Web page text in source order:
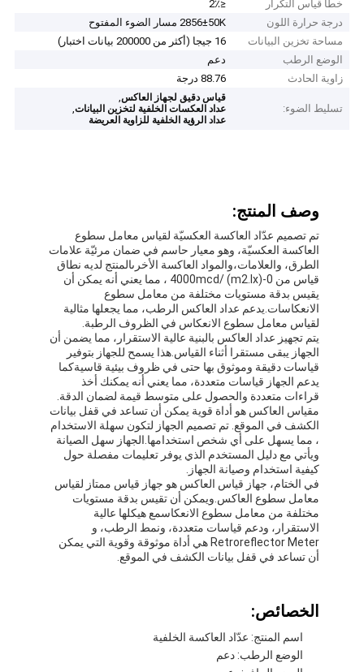
خطأ قياس التكرار
≤2٪
درجة حرارة اللون
2856±50K مسار الضوء المفتوح
مساحة تخزين البيانات
16 جيجا (أكثر من 200000 بيانات اختبار)
الوضع الرطب
دعم
زاوية الحادث
88.76 درجة
تسليط الضوء:
قياس دقيق لجهاز العاكس,
عداد العكسات الخلفية لتخزين البيانات,
عداد الرؤية الخلفية للزاوية العريضة
وصف المنتج:
تم تصميم عدّاد العاكسة العكسيّة لقياس معامل سطوع
العاكسة العكسيّة، وهو معيار حاسم في ضمان مرئيّة علامات
الطرق، والعلامات،والمواد العاكسة الأخرىالمنتج لديه نطاق
قياس من 0-4000mcd/ (m2.lx) ، مما يعني أنه يمكن أن
يقيس بدقة مستويات مختلفة من معامل سطوع
الانعكاسات.يدعم عداد العاكس الرطب، مما يجعلها مثالية
لقياس معامل سطوع الانعكاس في الظروف الرطبة.
يتم تجهيز عداد العاكس بالبنية عالية الاستقرار، مما يضمن أن
الجهاز يبقى مستقرا أثناء القياس.هذا يسمح للجهاز بتوفير
قياسات دقيقة وموثوق بها حتى في ظروف بيئية قاسيةكما
يدعم الجهاز قياسات متعددة، مما يعني أنه يمكنك أخذ
قراءات متعددة والحصول على متوسط قيمة لضمان الدقة.
مقياس العاكس هو أداة قوية يمكن أن تساعد في قفل بيانات
الكشف في الموقع. تم تصميم الجهاز لتكون سهلة الاستخدام
، مما يسهل على أي شخص استخدامها.الجهاز سهل الصيانة
ويأتي مع دليل المستخدم الذي يوفر تعليمات مفصلة حول
كيفية استخدام وصيانة الجهاز.
في الختام، جهاز قياس العاكس هو جهاز قياس ممتاز لقياس
معامل سطوع العاكس.ويمكن أن تقيس بدقة مستويات
مختلفة من معامل سطوع الانعكاسمع هيكلها عالية
الاستقرار، ودعم قياسات متعددة، ونمط الرطب، و
Retroreflector Meter هي أداة موثوقة وقوية التي يمكن
أن تساعد في قفل بيانات الكشف في الموقع.
الخصائص:
اسم المنتج: عدّاد العاكسة الخلفية
الوضع الرطب: دعم